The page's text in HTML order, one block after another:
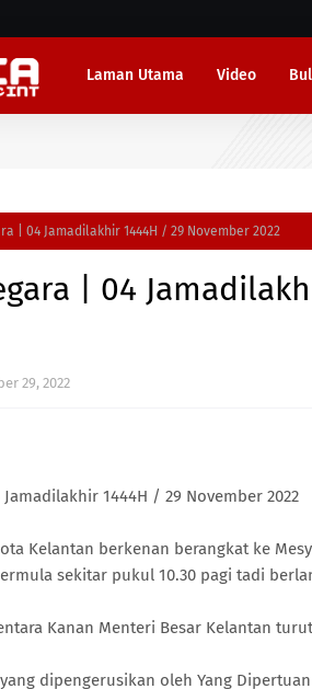
Laman Utama Video
| 04 Jamadilakhir 1444H / 29 November 2022
| 04
29, 2022
1444H / 29 November 2022
Kelantan berkenan berangkat ke
sekitar pukul 10.30 pagi tadi
Kanan Menteri Besar Kelantan
dipengerusikan oleh Yang